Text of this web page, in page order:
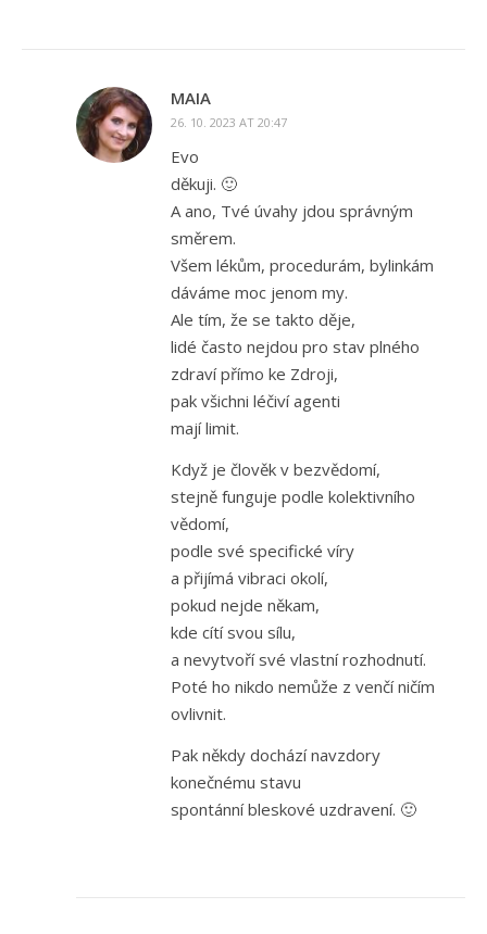
MAIA
26. 10. 2023 AT 20:47
Evo
děkuji. 🙂
A ano, Tvé úvahy jdou správným
směrem.
Všem lékům, procedurám, bylinkám
dáváme moc jenom my.
Ale tím, že se takto děje,
lidé často nejdou pro stav plného
zdraví přímo ke Zdroji,
pak všichni léčiví agenti
mají limit.
Když je člověk v bezvědomí,
stejně funguje podle kolektivního
vědomí,
podle své specifické víry
a přijímá vibraci okolí,
pokud nejde někam,
kde cítí svou sílu,
a nevytvoří své vlastní rozhodnutí.
Poté ho nikdo nemůže z venčí ničím
ovlivnit.
Pak někdy dochází navzdory
konečnému stavu
spontánní bleskové uzdravení. 🙂